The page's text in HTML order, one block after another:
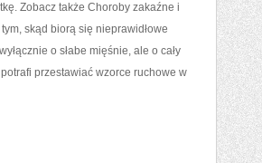
Zobacz także Choroby zakaźne i
skąd biorą się nieprawidłowe
o słabe mięśnie, ale o cały
przestawiać wzorce ruchowe w